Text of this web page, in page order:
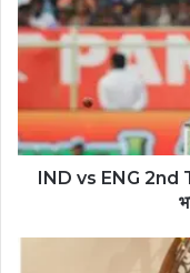
IND vs ENG 2nd